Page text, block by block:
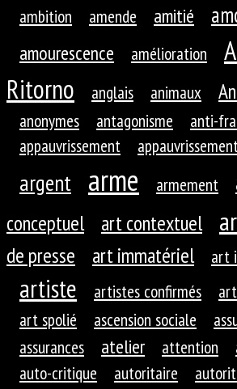
ambition
amende amitié
amourescence amélioration
Ritorno
anglais animaux
anonymes antagonisme
anti-
appauvrissement
argent arme armement
conceptuel
art contextuel
de presse
art immatériel art
artiste artistes confirmés
art spolié
ascension sociale
assurances
atelier attention
auto-critique
autoritaire